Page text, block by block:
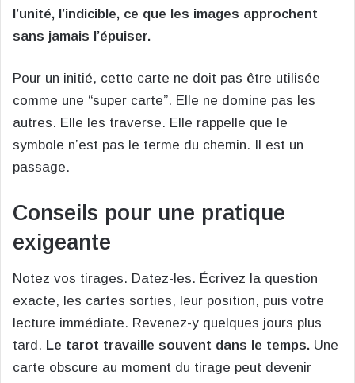
l’unité, l’indicible, ce que les images approchent
sans jamais l’épuiser.
Pour un initié, cette carte ne doit pas être utilisée
comme une “super carte”. Elle ne domine pas les
autres. Elle les traverse. Elle rappelle que le
symbole n’est pas le terme du chemin. Il est un
passage.
Conseils pour une pratique
exigeante
Notez vos tirages. Datez-les. Écrivez la question
exacte, les cartes sorties, leur position, puis votre
lecture immédiate. Revenez-y quelques jours plus
tard. Le tarot travaille souvent dans le temps. Une
carte obscure au moment du tirage peut devenir